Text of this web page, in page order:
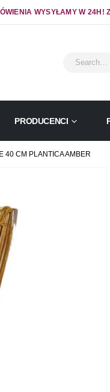
WYSYŁAMY W 24H!
PRODUCENCI
40 CM PLANTICA AMBER